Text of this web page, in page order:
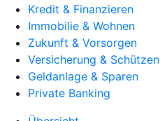
Kredit & Finanzieren
Immobilie & Wohnen
Zukunft & Vorsorgen
Versicherung & Schützen
Geldanlage & Sparen
Private Banking